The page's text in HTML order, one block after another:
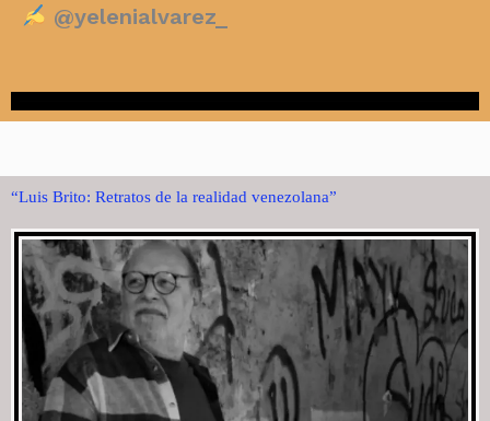
@yelenialvarez_
“Luis Brito: Retratos de la realidad venezolana”